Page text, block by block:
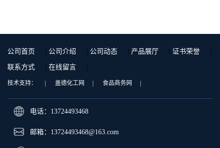
公司首页 | 公司介绍 | 公司动态 | 产品展厅 | 证书荣誉 |
联系方式 | 在线留言 |
技术支持： | 盖德化工网 | 食品商务网 |
电话：13724493468
邮箱： 13724493468@163.com